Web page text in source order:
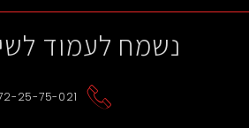
נשמח לעמוד
25-75-021